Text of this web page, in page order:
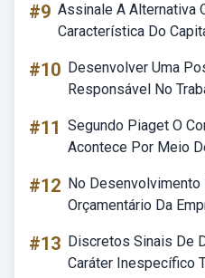
#9 Assinale A Alternativa
Característica Do
#10 Desenvolver Uma
Responsável No
#11 Segundo Piaget O
Acontece Por Meio
#12 No Desenvolvimento
Orçamentário Da
#13 Discretos Sinais De
Caráter Inespecífico